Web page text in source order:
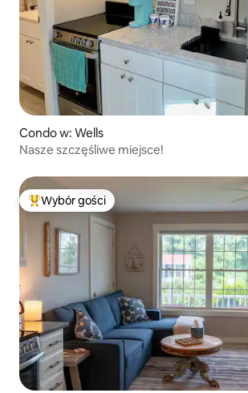
Condo w: Wells
Nasze szczęśliwe miejsce!
Najpopularniejsze z kategorii Wybór gości
Wybór gości